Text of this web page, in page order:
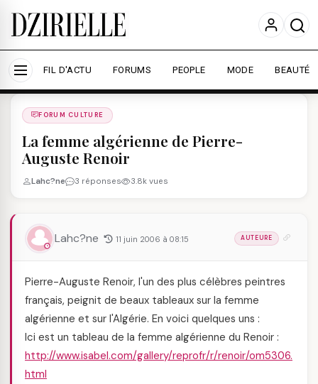
Nous utilisons des cookies pour améliorer votre
expérience et mesurer l'audience.
En savoir plus
Accepter tout Personnaliser
FIL D'ACTU FORUMS PEOPLE MODE BEAUTÉ
Forums
FORUM CULTURE
La femme algérienne de Pierre-
Auguste Renoir
Lahc?ne 3 réponses 3.8k vues
Lahc?ne 11 juin 2006 à 08:15 AUTEURE
Pierre-Auguste Renoir, l'un des plus célèbres peintres
français, peignit de beaux tableaux sur la femme
algérienne et sur l'Algérie. En voici quelques uns :
Ici est un tableau de la femme algérienne du Renoir :
http://www.isabel.com/gallery/reprofr/r/renoir/om5306.
html